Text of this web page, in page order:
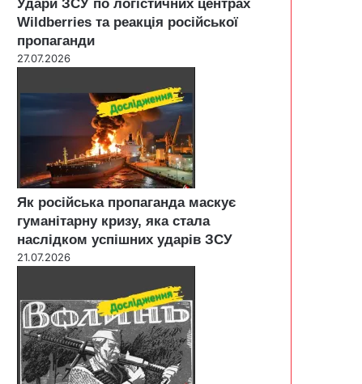
Удари ЗСУ по логістичних центрах
Wildberries та реакція російської
пропаганди
27.07.2026
Як російська пропаганда маскує
гуманітарну кризу, яка стала
наслідком успішних ударів ЗСУ
21.07.2026